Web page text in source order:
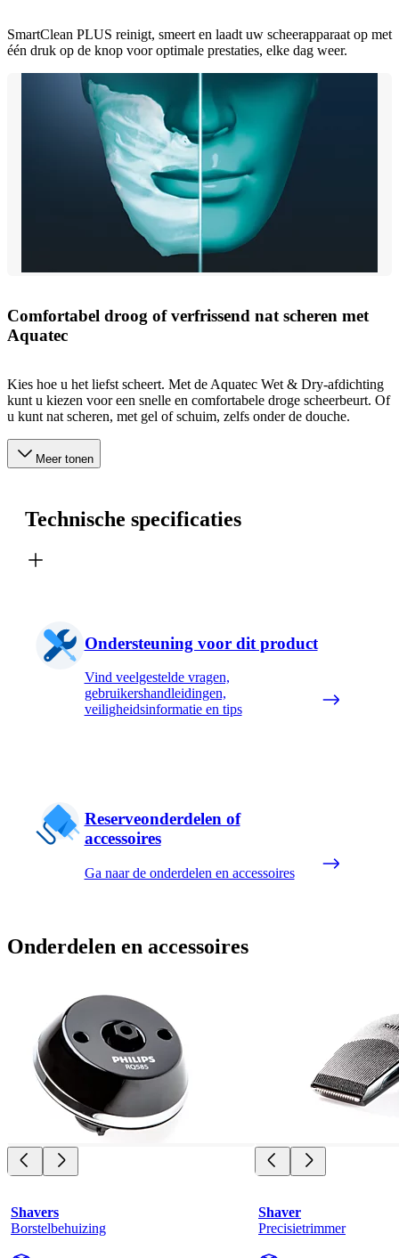
SmartClean PLUS reinigt, smeert en laadt uw scheerapparaat op met
één druk op de knop voor optimale prestaties, elke dag weer.
Comfortabel droog of verfrissend nat scheren met
Aquatec
Kies hoe u het liefst scheert. Met de Aquatec Wet & Dry-afdichting
kunt u kiezen voor een snelle en comfortabele droge scheerbeurt. Of
u kunt nat scheren, met gel of schuim, zelfs onder de douche.
Meer tonen
Technische specificaties
Ondersteuning voor dit product
Vind veelgestelde vragen,
gebruikershandleidingen,
veiligheidsinformatie en tips
Reserveonderdelen of
accessoires
Ga naar de onderdelen en accessoires
Onderdelen en accessoires
Shavers
Borstelbehuizing
Shaver
Precisietrimmer